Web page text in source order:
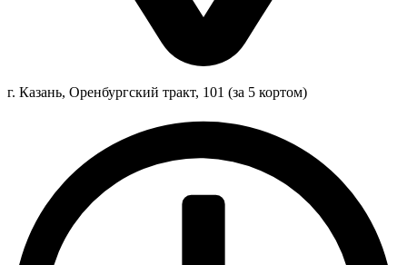
г. Казань, Оренбургский тракт, 101 (за 5 кортом)